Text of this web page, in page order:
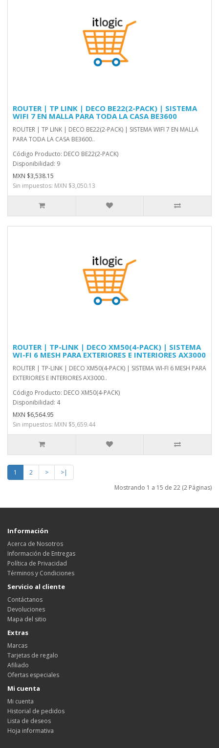
ROUTER | TP LINK | DECO BE22(2-PACK) | SISTEMA
WIFI 7 EN MALLA PARA TODA LA CASA BE3600
ROUTER | TP LINK | DECO BE22(2-PACK) | SISTEMA WIFI 7 EN MALLA
PARA TODA LA CASA BE3600..
Código Producto: DECO BE22(2-PACK)
Disponibilidad: 9
MXN $3,538.15
Sin impuestos: MXN $3,050.13
ROUTER | TP-LINK | DECO XM50(4-PACK) | SISTEMA
WI-FI 6 MESH PARA EXTERIORES E INTERIORES AX3000
ROUTER | TP-LINK | DECO XM50(4-PACK) | SISTEMA WI-FI 6 MESH PARA
EXTERIORES E INTERIORES AX3000..
Código Producto: DECO XM50(4-PACK)
Disponibilidad: 4
MXN $6,564.95
Sin impuestos: MXN $5,659.44
1 2 >
>|
Mostrando 1 a 15 de 22 (2 Páginas)
Información
Acerca de Nosotros
Información de Entregas
Política de Privacidad
Términos y Condiciones
Servicio al cliente
Contáctanos
Devoluciones
Mapa del sitio
Extras
Marcas
Tarjetas de regalo
Afiliado
Ofertas especiales
Mi cuenta
Mi cuenta
Historial de pedidos
Lista de deseos
Hoja informativa